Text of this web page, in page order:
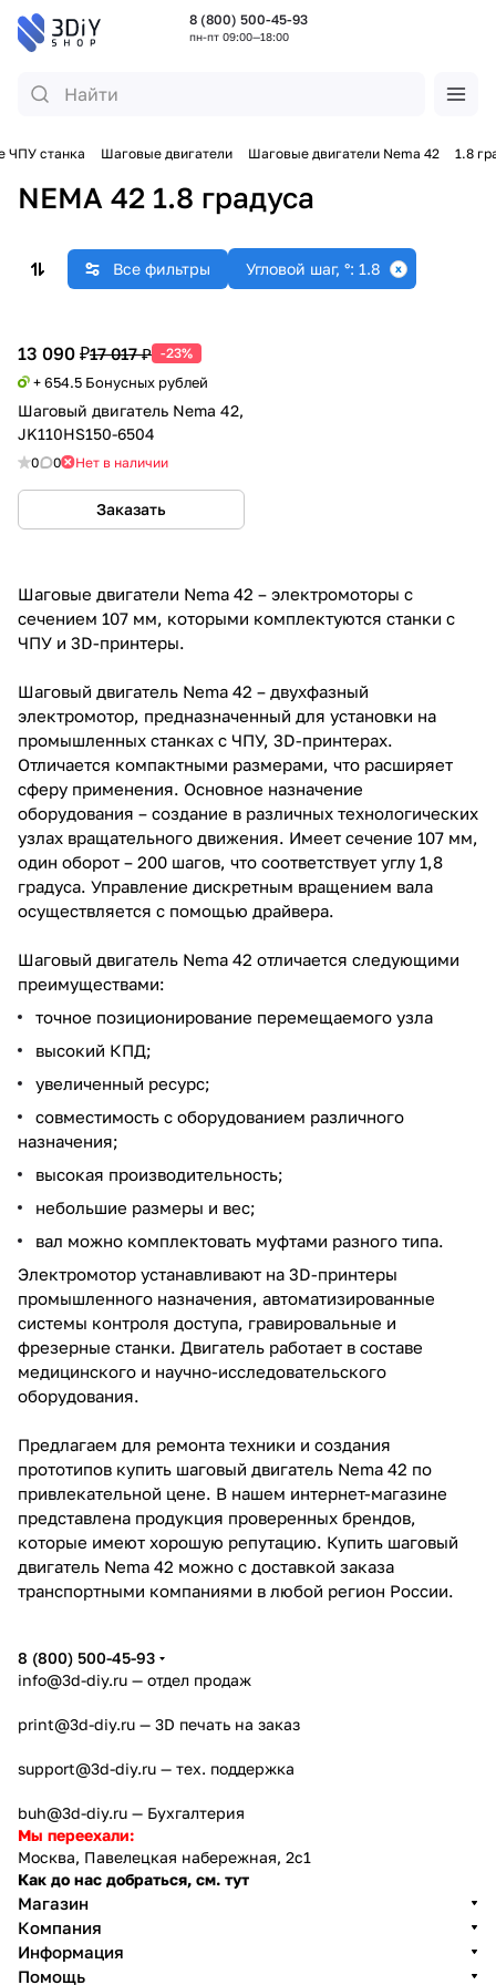
8 (800) 500-45-93
пн-пт 09:00—18:00
ЧПУ станка Шаговые двигатели Шаговые двигатели Nema 42 1.8
NEMA 42 1.8 градуса
Все фильтры Угловой шаг, °: 1.8
13 090 ₽17 017 ₽ -23%
+ 654.5 Бонусных рублей
Шаговый двигатель Nema 42,
JK110HS150-6504
0 0 Нет в наличии
Заказать
Шаговые двигатели Nema 42 – электромоторы с
сечением 107 мм, которыми комплектуются станки с
ЧПУ и 3D-принтеры.
Шаговый двигатель Nema 42 – двухфазный
электромотор, предназначенный для установки на
промышленных станках с ЧПУ, 3D-принтерах.
Отличается компактными размерами, что расширяет
сферу применения. Основное назначение
оборудования – создание в различных технологических
узлах вращательного движения. Имеет сечение 107 мм,
один оборот – 200 шагов, что соответствует углу 1,8
градуса. Управление дискретным вращением вала
осуществляется с помощью драйвера.
Шаговый двигатель Nema 42 отличается следующими
преимуществами:
точное позиционирование перемещаемого узла
высокий КПД;
увеличенный ресурс;
совместимость с оборудованием различного
назначения;
высокая производительность;
небольшие размеры и вес;
вал можно комплектовать муфтами разного типа.
Электромотор устанавливают на 3D-принтеры
промышленного назначения, автоматизированные
системы контроля доступа, гравировальные и
фрезерные станки. Двигатель работает в составе
медицинского и научно-исследовательского
оборудования.
Предлагаем для ремонта техники и создания
прототипов купить шаговый двигатель Nema 42 по
привлекательной цене. В нашем интернет-магазине
представлена продукция проверенных брендов,
которые имеют хорошую репутацию. Купить шаговый
двигатель Nema 42 можно с доставкой заказа
транспортными компаниями в любой регион России.
8 (800) 500-45-93
info@3d-diy.ru — отдел продаж
print@3d-diy.ru — 3D печать на заказ
support@3d-diy.ru — тех. поддержка
buh@3d-diy.ru — Бухгалтерия
Мы переехали:
Москва, Павелецкая набережная, 2с1
Как до нас добраться, см. тут
Магазин
Компания
Информация
Помощь